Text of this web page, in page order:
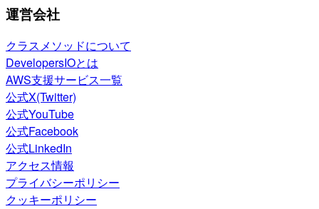
運営会社
クラスメソッドについて
DevelopersIOとは
AWS支援サービス一覧
公式X(Twitter)
公式YouTube
公式Facebook
公式LinkedIn
アクセス情報
プライバシーポリシー
クッキーポリシー